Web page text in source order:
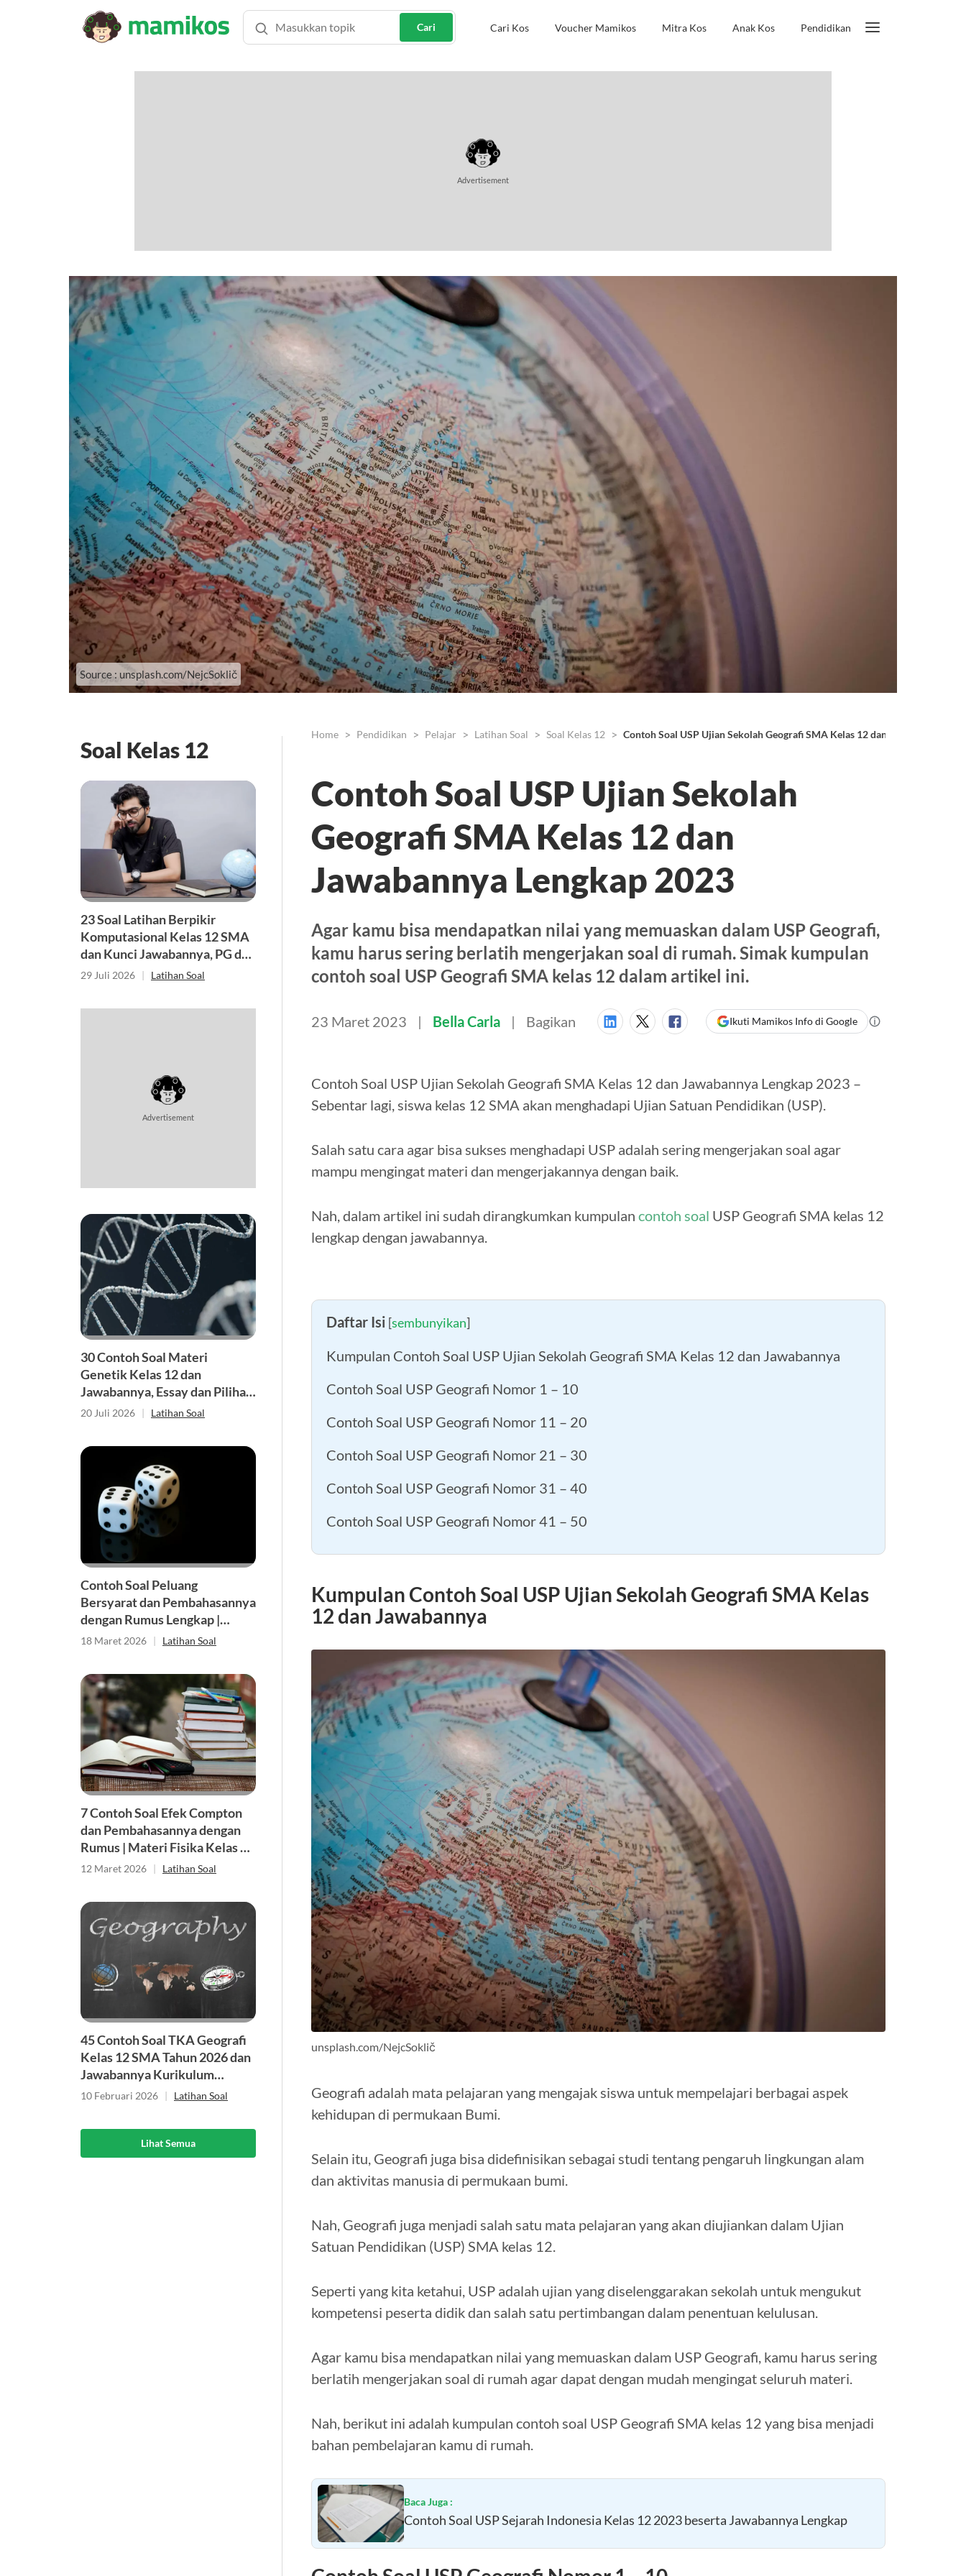
Cari Cari Kos Voucher Mamikos Mitra Kos Anak Kos Pendidikan
Advertisement
Source : unsplash.com/NejcSoklič
Soal Kelas 12
23 Soal Latihan Berpikir
Komputasional Kelas 12 SMA
dan Kunci Jawabannya, PG dan
Essay
29 Juli 2026 | Latihan Soal
Advertisement
30 Contoh Soal Materi
Genetik Kelas 12 dan
Jawabannya, Essay dan Pilihan
Ganda
20 Juli 2026 | Latihan Soal
Contoh Soal Peluang
Bersyarat dan Pembahasannya
dengan Rumus Lengkap |
Matematika Kelas 12 SMA
18 Maret 2026 | Latihan Soal
7 Contoh Soal Efek Compton
dan Pembahasannya dengan
Rumus | Materi Fisika Kelas 12
SMA
12 Maret 2026 | Latihan Soal
45 Contoh Soal TKA Geografi
Kelas 12 SMA Tahun 2026 dan
Jawabannya Kurikulum
Merdeka
10 Februari 2026 | Latihan Soal
Lihat Semua
Home Pendidikan Pelajar Latihan Soal Soal Kelas 12 Contoh Soal USP Ujian Sekolah Geografi SMA Kelas 12 dan Jawabannya
Contoh Soal USP Ujian Sekolah
Geografi SMA Kelas 12 dan
Jawabannya Lengkap 2023
Agar kamu bisa mendapatkan nilai yang memuaskan dalam USP Geografi,
kamu harus sering berlatih mengerjakan soal di rumah. Simak kumpulan
contoh soal USP Geografi SMA kelas 12 dalam artikel ini.
23 Maret 2023 Bella Carla Bagikan Ikuti Mamikos Info di Google
Contoh Soal USP Ujian Sekolah Geografi SMA Kelas 12 dan Jawabannya Lengkap 2023 –
Sebentar lagi, siswa kelas 12 SMA akan menghadapi Ujian Satuan Pendidikan (USP).
Salah satu cara agar bisa sukses menghadapi USP adalah sering mengerjakan soal agar
mampu mengingat materi dan mengerjakannya dengan baik.
Nah, dalam artikel ini sudah dirangkumkan kumpulan contoh soal USP Geografi SMA kelas 12
lengkap dengan jawabannya.
Daftar Isi [sembunyikan]
Kumpulan Contoh Soal USP Ujian Sekolah Geografi SMA Kelas 12 dan Jawabannya
Contoh Soal USP Geografi Nomor 1 – 10
Contoh Soal USP Geografi Nomor 11 – 20
Contoh Soal USP Geografi Nomor 21 – 30
Contoh Soal USP Geografi Nomor 31 – 40
Contoh Soal USP Geografi Nomor 41 – 50
Kumpulan Contoh Soal USP Ujian Sekolah Geografi SMA Kelas
12 dan Jawabannya
unsplash.com/NejcSoklič
Geografi adalah mata pelajaran yang mengajak siswa untuk mempelajari berbagai aspek
kehidupan di permukaan Bumi.
Selain itu, Geografi juga bisa didefinisikan sebagai studi tentang pengaruh lingkungan alam
dan aktivitas manusia di permukaan bumi.
Nah, Geografi juga menjadi salah satu mata pelajaran yang akan diujiankan dalam Ujian
Satuan Pendidikan (USP) SMA kelas 12.
Seperti yang kita ketahui, USP adalah ujian yang diselenggarakan sekolah untuk mengukut
kompetensi peserta didik dan salah satu pertimbangan dalam penentuan kelulusan.
Agar kamu bisa mendapatkan nilai yang memuaskan dalam USP Geografi, kamu harus sering
berlatih mengerjakan soal di rumah agar dapat dengan mudah mengingat seluruh materi.
Nah, berikut ini adalah kumpulan contoh soal USP Geografi SMA kelas 12 yang bisa menjadi
bahan pembelajaran kamu di rumah.
Baca Juga :
Contoh Soal USP Sejarah Indonesia Kelas 12 2023 beserta Jawabannya Lengkap